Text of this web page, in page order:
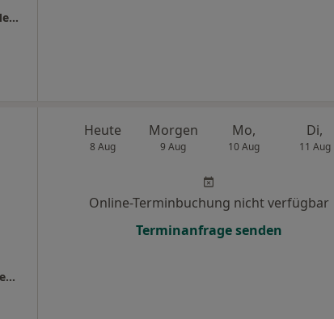
Praxis Dr.med. Berthold Eul Facharzt für Innere Medizin und Rheumatologie
Praxis Dr.med. Rainer Schneider Facharzt für Allgemeinmedizin
Heute
8 Aug
Morgen
9 Aug
Mo,
10 Aug
Di,
11 Aug
Online-Terminbuchung nicht verfügbar
Terminanfrage senden